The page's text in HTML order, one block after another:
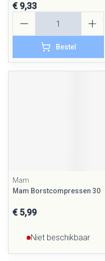
€ 9,33
Bestel
Mam
Mam Borstcompressen 30
€ 5,99
Niet beschikbaar